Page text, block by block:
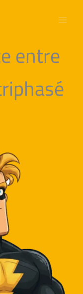
entre